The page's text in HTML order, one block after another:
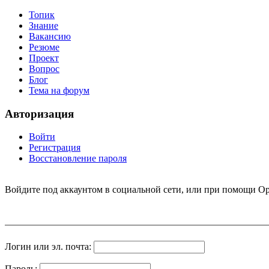
Топик
Знание
Вакансию
Резюме
Проект
Вопрос
Блог
Тема на форум
Авторизация
Войти
Регистрация
Восстановление пароля
Войдите под аккаунтом в социальной сети, или при помощи
Логин или эл. почта: